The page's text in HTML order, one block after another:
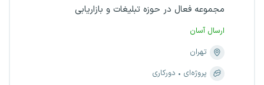
مجموعه فعال در حوزه تبلیغات و بازاریابی
ارسال آسان
تهران
پروژه‌ای
دورکاری